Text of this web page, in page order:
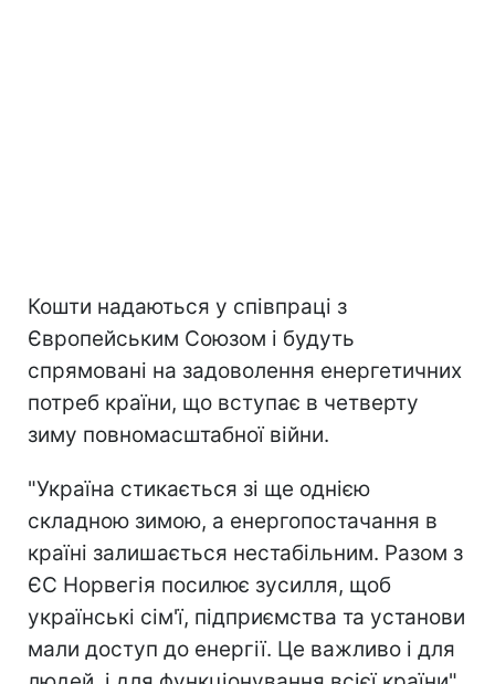
Кошти надаються у співпраці з
Європейським Союзом і будуть
спрямовані на задоволення енергетичних
потреб країни, що вступає в четверту
зиму повномасштабної війни.
"Україна стикається зі ще однією
складною зимою, а енергопостачання в
країні залишається нестабільним. Разом з
ЄС Норвегія посилює зусилля, щоб
українські сім'ї, підприємства та установи
мали доступ до енергії. Це важливо і для